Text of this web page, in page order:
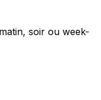
soir ou week-